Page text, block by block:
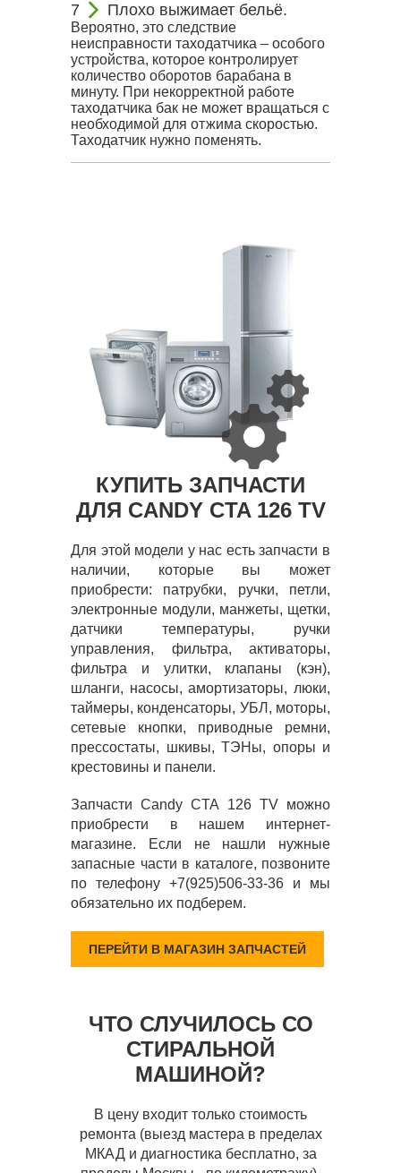
Плохо выжимает бельё.
Вероятно, это следствие
неисправности таходатчика – особого
устройства, которое контролирует
количество оборотов барабана в
минуту. При некорректной работе
таходатчика бак не может вращаться с
необходимой для отжима скоростью.
Таходатчик нужно поменять.
КУПИТЬ ЗАПЧАСТИ
ДЛЯ CANDY CTA 126 TV
Для этой модели у нас есть запчасти в
наличии, которые вы может
приобрести: патрубки, ручки, петли,
электронные модули, манжеты, щетки,
датчики температуры, ручки
управления, фильтра, активаторы,
фильтра и улитки, клапаны (кэн),
шланги, насосы, амортизаторы, люки,
таймеры, конденсаторы, УБЛ, моторы,
сетевые кнопки, приводные ремни,
прессостаты, шкивы, ТЭНы, опоры и
крестовины и панели.
Запчасти Candy CTA 126 TV можно
приобрести в нашем интернет-
магазине. Если не нашли нужные
запасные части в каталоге, позвоните
по телефону +7(925)506-33-36 и мы
обязательно их подберем.
ПЕРЕЙТИ В МАГАЗИН ЗАПЧАСТЕЙ
ЧТО СЛУЧИЛОСЬ СО
СТИРАЛЬНОЙ
МАШИНОЙ?
В цену входит только стоимость
ремонта (выезд мастера в пределах
МКАД и диагностика бесплатно, за